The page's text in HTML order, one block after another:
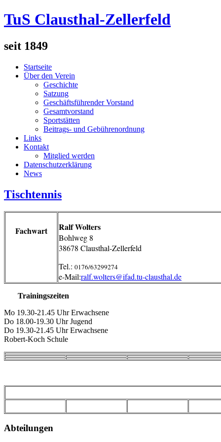
TuS Clausthal-Zellerfeld
seit 1849
Startseite
Über den Verein
Geschichte
Satzung
Geschäftsführender Vorstand
Gesamtvorstand
Sportstätten
Beitrags- und Gebührenordnung
Links
Kontakt
Mitglied werden
Datenschutzerklärung
News
Tischtennis
Fachwart Ralf Wolters
Bohlweg 8
38678 Clausthal-Zellerfeld
Tel.: 0176/63299274
e-Mail:ralf.wolters@ifad.tu-clausthal.de
Trainingszeiten
Mo 19.30-21.45 Uhr Erwachsene
Do 18.00-19.30 Uhr Jugend
Do 19.30-21.45 Uhr Erwachsene
Robert-Koch Schule
Abteilungen